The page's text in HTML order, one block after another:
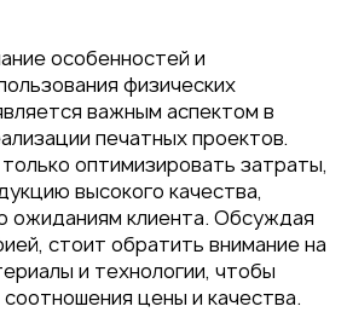
особенностей и
физических
важным аспектом в
печатных проектов.
оптимизировать затраты,
высокого качества,
клиента. Обсуждая
стоит обратить внимание на
и технологии, чтобы
цены и качества.